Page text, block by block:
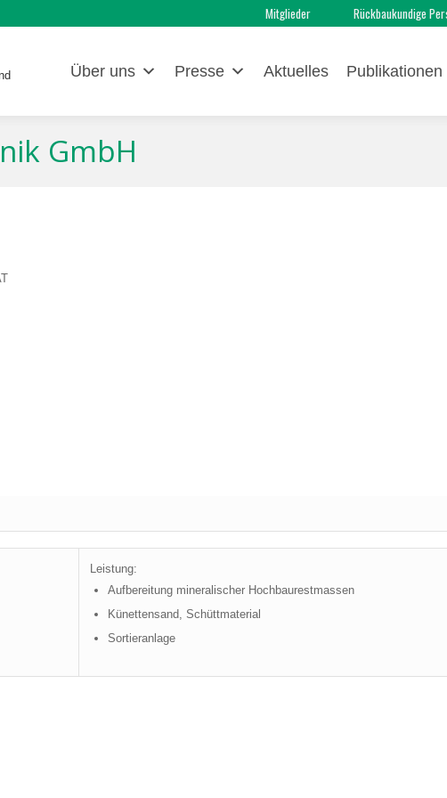
Mitglieder Rückbaukundige
Über uns Presse Aktuelles Publikationen
GmbH
Leistung:
Aufbereitung mineralischer Hochbaurestmassen
Künettensand, Schüttmaterial
Sortieranlage